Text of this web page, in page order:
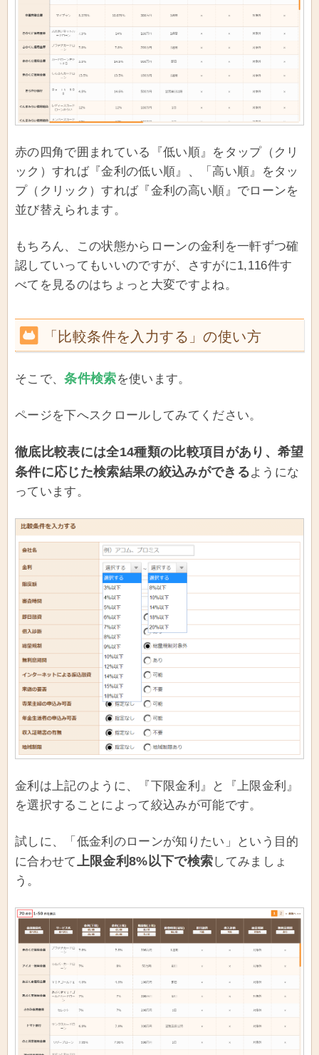
赤の四角で囲まれている『低い順』をタップ（クリ
ック）すれば『金利の低い順』、「高い順』をタッ
プ（クリック）すれば『金利の高い順』でローンを
並び替えられます。
もちろん、この状態からローンの金利を一軒ずつ確
認していってもいいのですが、さすがに1,116件す
べてを見るのはちょっと大変ですよね。
「比較条件を入力する」の使い方
そこで、条件検索を使います。
ページを下へスクロールしてみてください。
徹底比較表には全14種類の比較項目があり、希望
条件に応じた検索結果の絞込みができるようにな
っています。
金利は上記のように、『下限金利』と『上限金利』
を選択することによって絞込みが可能です。
試しに、「低金利のローンが知りたい」という目的
に合わせて
上限金利8%以下で検索してみましょ
う。